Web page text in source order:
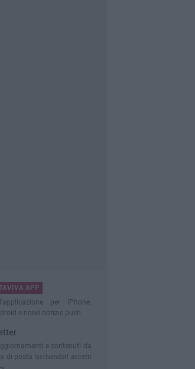
APP
per iPhone,
e ricevi notizie push
e contenuti da
di posta
Iscrivendoti accetti